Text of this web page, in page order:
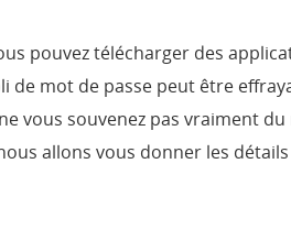
pouvez télécharger des
de mot de passe peut être
vous souvenez pas vraiment du
allons vous donner les